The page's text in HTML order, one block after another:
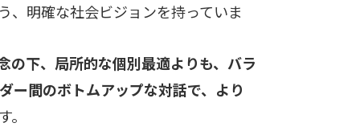
、明確な社会ビジョンを持っていま
の下、局所的な個別最適よりも、バラ
ー間のボトムアップな対話で、より